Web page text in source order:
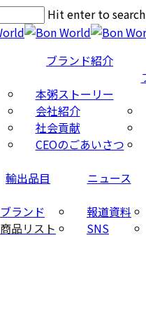
Hit enter to
ブランド紹介
本粥ストーリー
会社紹介
社会貢献
CEOのごあいさつ
輸出品目
ブランド
商品リスト
ニュース
報道資料
SNS